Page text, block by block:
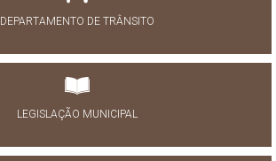
DEPARTAMENTO DE TRÂNSITO
LEGISLAÇÃO MUNICIPAL